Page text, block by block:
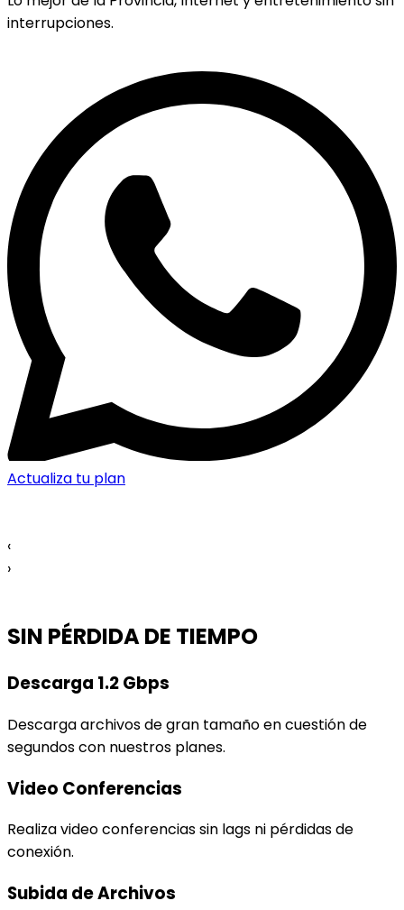
interrupciones.
Actualiza tu plan
‹
›
SIN PÉRDIDA DE TIEMPO
Descarga 1.2 Gbps
Descarga archivos de gran tamaño en cuestión de
segundos con nuestros planes.
Video Conferencias
Realiza video conferencias sin lags ni pérdidas de
conexión.
Subida de Archivos